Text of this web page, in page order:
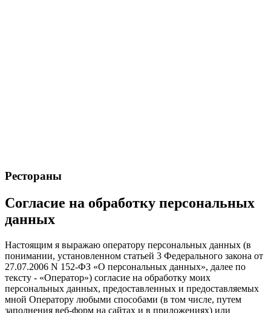
Рестораны
Согласие на обработку персональных
данных
Настоящим я выражаю оператору персональных данных (в
понимании, установленном статьей 3 Федерального закона от
27.07.2006 N 152-ФЗ «О персональных данных», далее по
тексту - «Оператор») согласие на обработку моих
персональных данных, предоставленных и предоставляемых
мной Оператору любыми способами (в том числе, путем
заполнения веб-форм на сайтах и в приложениях) или